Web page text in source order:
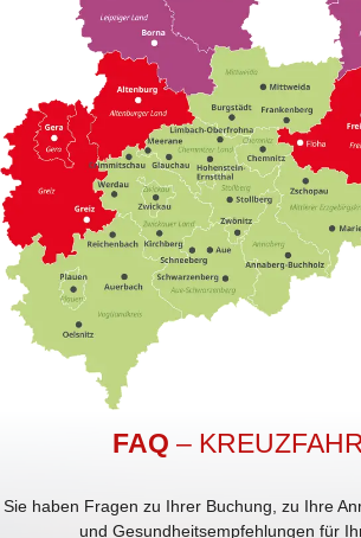
FAQ –
Sie haben Fragen zu Ihrer Buchung, zu Ihre
und Gesundheitsempfehlungen für